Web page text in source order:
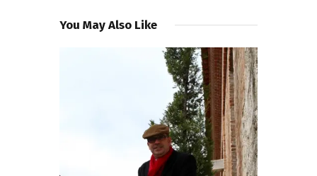
You May Also Like